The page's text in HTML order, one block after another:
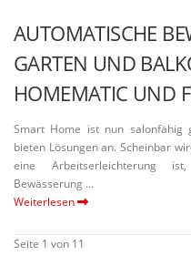
AUTOMA­TISCHE
GARTEN UND
HOMEMATIC UND
Smart Home ist nun salon­fähig
bieten Lösungen an. Scheinbar
eine Arbeits­er­leich­terung
Bewässerung …
Weiterlesen
Seite 1 von 11